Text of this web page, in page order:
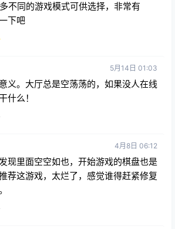
不同的游戏模式可供选择，非常有
下吧
5月14日 01:03
义。大厅总是空荡荡的，如果没人在线
什么！
4月8日 06:12
现里面空空如也，开始游戏的棋盘也是
荐这游戏，太烂了，感觉谁得赶紧修复